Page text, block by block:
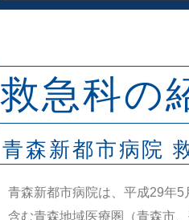
救急科の
青森新都市病院
青森新都市病院は、平成29年
含む青森地域医療圏（青森市